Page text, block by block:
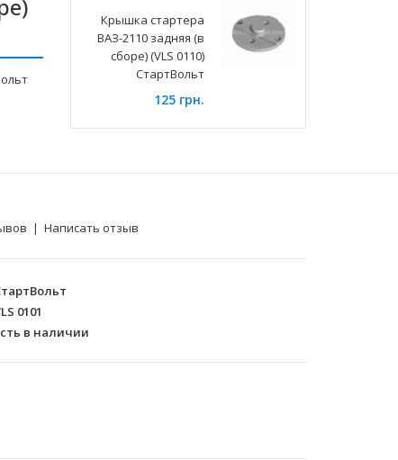
Крышка стартера
ВАЗ-2110 задняя (в
сборе) (VLS 0110)
СтартВольт
125 грн.
| Написать отзыв
0101
в наличии